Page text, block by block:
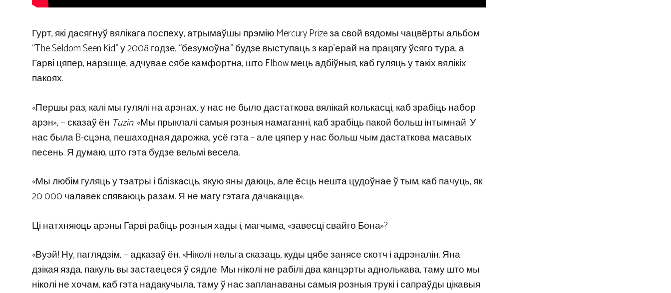
Гурт, які дасягнуў вялікага поспеху, атрымаўшы прэмію Mercury Prize за свой вядомы чацвёрты альбом
“The Seldom Seen Kid” у 2008 годзе, “безумоўна” будзе выступаць з кар’ерай на працягу ўсяго тура, а
Гарві цяпер, нарэшце, адчувае сябе камфортна, што Elbow мець адбіўныя, каб гуляць у такіх вялікіх
пакоях.
«Першы раз, калі мы гулялі на арэнах, у нас не было дастаткова вялікай колькасці, каб зрабіць набор
арэн», — сказаў ён Tuzin. «Мы прыклалі самыя розныя намаганні, каб зрабіць пакой больш інтымнай. У
нас была B-сцэна, пешаходная дарожка, усё гэта – але цяпер у нас больш чым дастаткова масавых
песень. Я думаю, што гэта будзе вельмі весела.
«Мы любім гуляць у тэатры і блізкасць, якую яны даюць, але ёсць нешта цудоўнае ў тым, каб пачуць, як
20 000 чалавек спяваюць разам. Я не магу гэтага дачакацца».
Ці натхняюць арэны Гарві рабіць розныя хады і, магчыма, «завесці свайго Бона»?
«Вуэй! Ну, паглядзім, — адказаў ён. «Ніколі нельга сказаць, куды цябе занясе скотч і адрэналін. Яна
дзікая язда, пакуль вы застаецеся ў сядле. Мы ніколі не рабілі два канцэрты аднолькава, таму што мы
ніколі не хочам, каб гэта надакучыла, таму ў нас запланаваны самыя розныя трукі і сапраўды цікавыя